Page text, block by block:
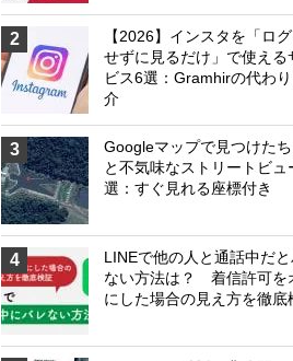
2
【2026】インスタを「ロ
せずに見るだけ」で使える
ビス6選：Gramhirの代わ
介
3
Googleマップで見つけた
と不気味なストリートビュ
選：すぐ見れる座標付き
4
LINEで他の人と通話中だ
ない方法は？ 着信許可を
にした場合の見え方を徹底